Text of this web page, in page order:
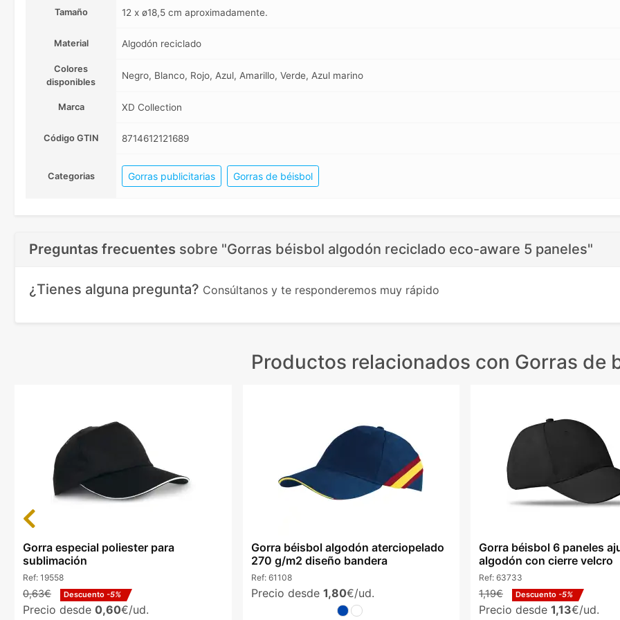
Tamaño 12 x ø18,5 cm aproximadamente.
Material Algodón reciclado
Colores
disponibles
Negro, Blanco, Rojo, Azul, Amarillo, Verde, Azul marino
Marca XD Collection
Código GTIN 8714612121689
Categorias Gorras publicitarias Gorras de béisbol
Preguntas frecuentes sobre "Gorras béisbol algodón reciclado eco-aware 5 paneles"
¿Tienes alguna pregunta? Consúltanos y te responderemos muy rápido
Productos relacionados con Gorras de
Gorra especial poliester para
sublimación
Ref: 19558
0,63€ Descuento -5%
Precio desde 0,60€/ud.
Gorra béisbol algodón aterciopelado
270 g/m2 diseño bandera
Ref: 61108
Precio desde 1,80€/ud.
Gorra béisbol 6 paneles
algodón con cierre velcro
Ref: 63733
1,19€ Descuento -5%
Precio desde 1,13€/ud.
Previous